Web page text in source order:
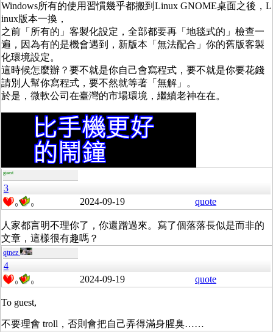
Windows所有的使用習慣幾乎都搬到Linux GNOME桌面之後，L
inux版本一換，
之前「所有的」客製化設定，全部都要再「地毯式的」檢查一
遍，因為有的是機會遇到，新版本「無法配合」你的舊版客製
化環境設定。
這時候怎麼辦？要不就是你自己會寫程式，要不就是你要花錢
請別人幫你寫程式，要不然就等著「無解」。
於是，微軟公司在臺灣的市場環境，繼續老神在在。
guest
3
0 0 2024-09-19 quote
人家都言明不理你了，你還蹭過來。寫了個落落長似是而非的
文章，這樣很有趣嗎？
qtnez
4
0 0 2024-09-19 quote
To guest,
不要理會 troll，否則會把自己弄得滿身腥臭……